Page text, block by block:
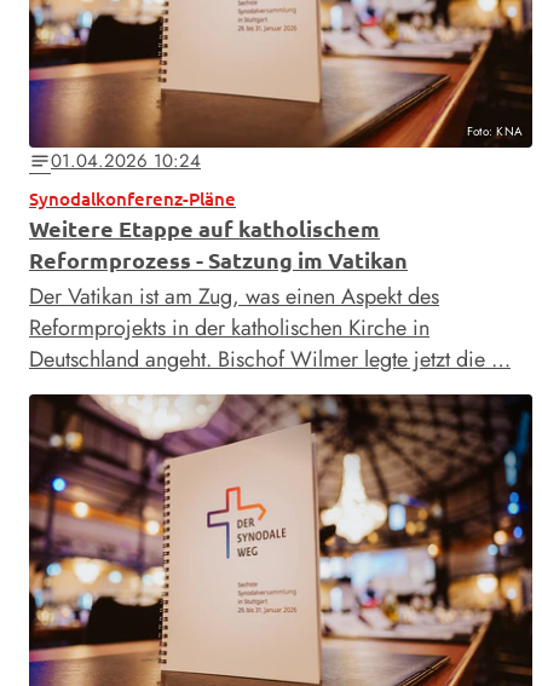
Foto: KNA
notes01.04.2026 10:24
Synodalkonferenz-Pläne
Weitere Etappe auf katholischem
Reformprozess - Satzung im Vatikan
Der Vatikan ist am Zug, was einen Aspekt des
Reformprojekts in der katholischen Kirche in
Deutschland angeht. Bischof Wilmer legte jetzt die …